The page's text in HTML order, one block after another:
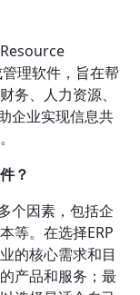
理软件，旨在帮
务、人力资源、
企业实现信息共
？
个因素，包括企
等。在选择ERP
的核心需求和目
产品和服务；最